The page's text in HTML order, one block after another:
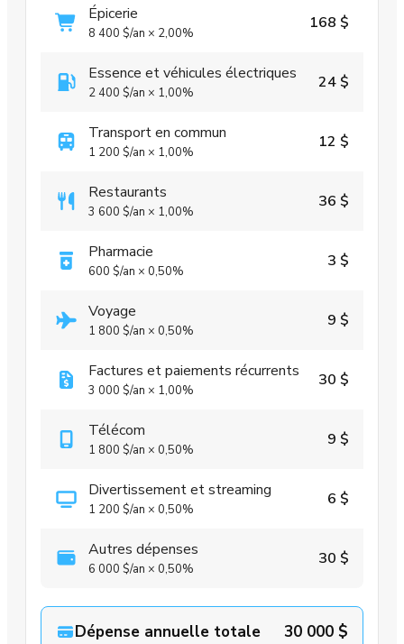
Épicerie
8 400 $/an × 2,00%
168 $
Essence et véhicules électriques
2 400 $/an × 1,00%
24 $
Transport en commun
1 200 $/an × 1,00%
12 $
Restaurants
3 600 $/an × 1,00%
36 $
Pharmacie
600 $/an × 0,50%
3 $
Voyage
1 800 $/an × 0,50%
9 $
Factures et paiements récurrents
3 000 $/an × 1,00%
30 $
Télécom
1 800 $/an × 0,50%
9 $
Divertissement et streaming
1 200 $/an × 0,50%
6 $
Autres dépenses
6 000 $/an × 0,50%
30 $
Dépense annuelle totale 30 000 $